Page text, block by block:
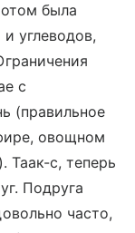
была
углеводов,
с
(правильное
овощном
Таак-с, теперь
Подруга
часто,